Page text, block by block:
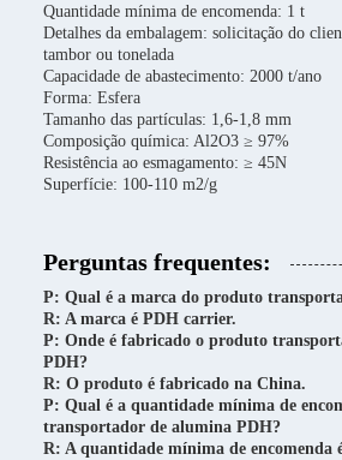
Quantidade mínima de encomenda: 1 t
Detalhes da embalagem: solicitação do
tambor ou tonelada
Capacidade de abastecimento: 2000 t/ano
Forma: Esfera
Tamanho das partículas: 1,6-1,8 mm
Composição química: Al2O3 ≥ 97%
Resistência ao esmagamento: ≥ 45N
Superfície: 100-110 m2/g
Perguntas frequentes:
P: Qual é a marca do produto
R: A marca é PDH carrier.
P: Onde é fabricado o produto
PDH?
R: O produto é fabricado na China.
P: Qual é a quantidade mínima de
transportador de alumina PDH?
R: A quantidade mínima de encomenda